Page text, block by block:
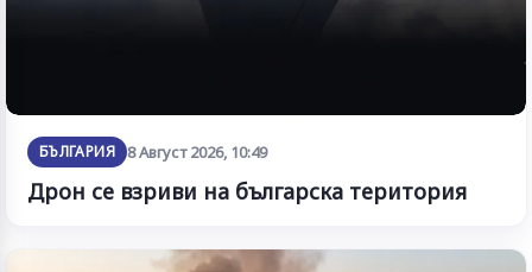
БЪЛГАРИЯ 8 Август 2026, 10:49
Дрон се взриви на българска територия